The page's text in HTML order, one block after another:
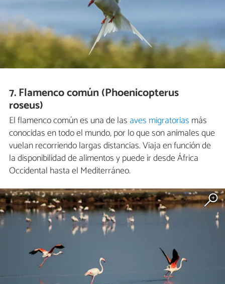
7. Flamenco común (Phoenicopterus
roseus)
El flamenco común es una de las aves migratorias más
conocidas en todo el mundo, por lo que son animales que
vuelan recorriendo largas distancias. Viaja en función de
la disponibilidad de alimentos y puede ir desde África
Occidental hasta el Mediterráneo.